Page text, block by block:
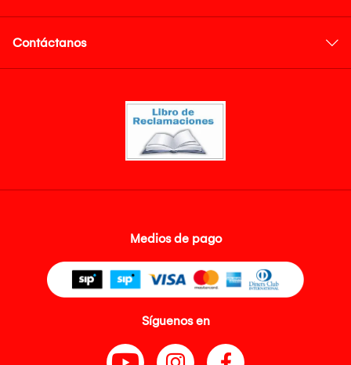
Contáctanos
Medios de pago
Síguenos en